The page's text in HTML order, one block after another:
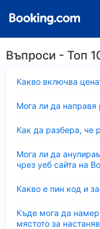
Въпроси - Топ
Какво включва
Мога ли да направя
Как да разбера, че
Мога ли да
чрез уеб сайта на
Какво е пин код и
Къде мога да
мястото за